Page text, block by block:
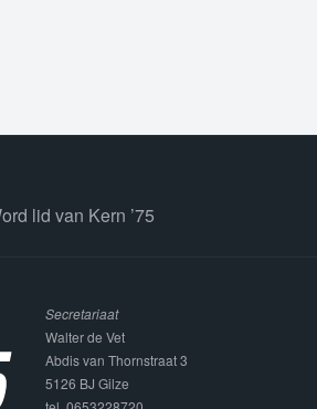
lid van Kern ’75
Secretariaat
Walter de Vet
Abdis van Thornstraat 3
5126 BJ Gilze